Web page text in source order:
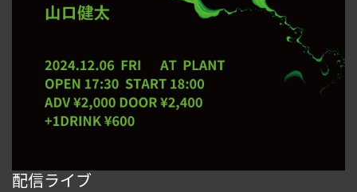
配信ライブ